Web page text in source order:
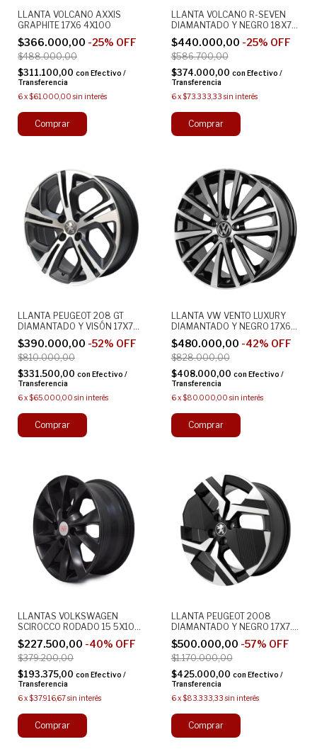
LLANTA VOLCANO AXXIS
GRAPHITE 17X6 4X100
$366.000,00 -25% OFF
$488.000,00
$311.100,00 con Efectivo /
Transferencia
6x$61.000,00 sin interés
LLANTA VOLCANO R-SEVEN
DIAMANTADO Y NEGRO 18X7
5X100
$440.000,00 -25% OFF
$586.700,00
$374.000,00 con Efectivo /
Transferencia
6 x$73.333,33 sin interés
LLANTA PEUGEOT 208 GT
DIAMANTADO Y VISÓN 17X7
4X108 ORIGINAL ALEACION
$390.000,00 -52% OFF
$810.000,00
$331.500,00 con Efectivo /
Transferencia
6x$65.000,00 sin interés
LLANTA VW VENTO LUXURY
DIAMANTADO Y NEGRO 17X6
5X112 ORIGINAL ALEACION
$480.000,00 -42% OFF
$828.000,00
$408.000,00 con Efectivo /
Transferencia
6 x$80.000,00 sin interés
LLANTAS VOLKSWAGEN
SCIROCCO RODADO 15 5X100
NEGRO MATE
$227.500,00 -40% OFF
$379.200,00
$193.375,00 con Efectivo /
Transferencia
6x$37.916,67sin interés
LLANTA PEUGEOT 2008
DIAMANTADO Y NEGRO 17X7.5
4X108 ORIGINAL ALEACION
$500.000,00 -57% OFF
$1.170.000,00
$425.000,00 con Efectivo /
Transferencia
6 x$83.333,33 sin interés